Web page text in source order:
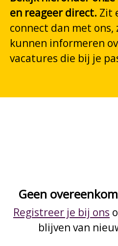
en reageer direct. Zit
connect dan met ons,
kunnen informeren
vacatures die bij je
Geen
Registreer je bij ons
blijven van